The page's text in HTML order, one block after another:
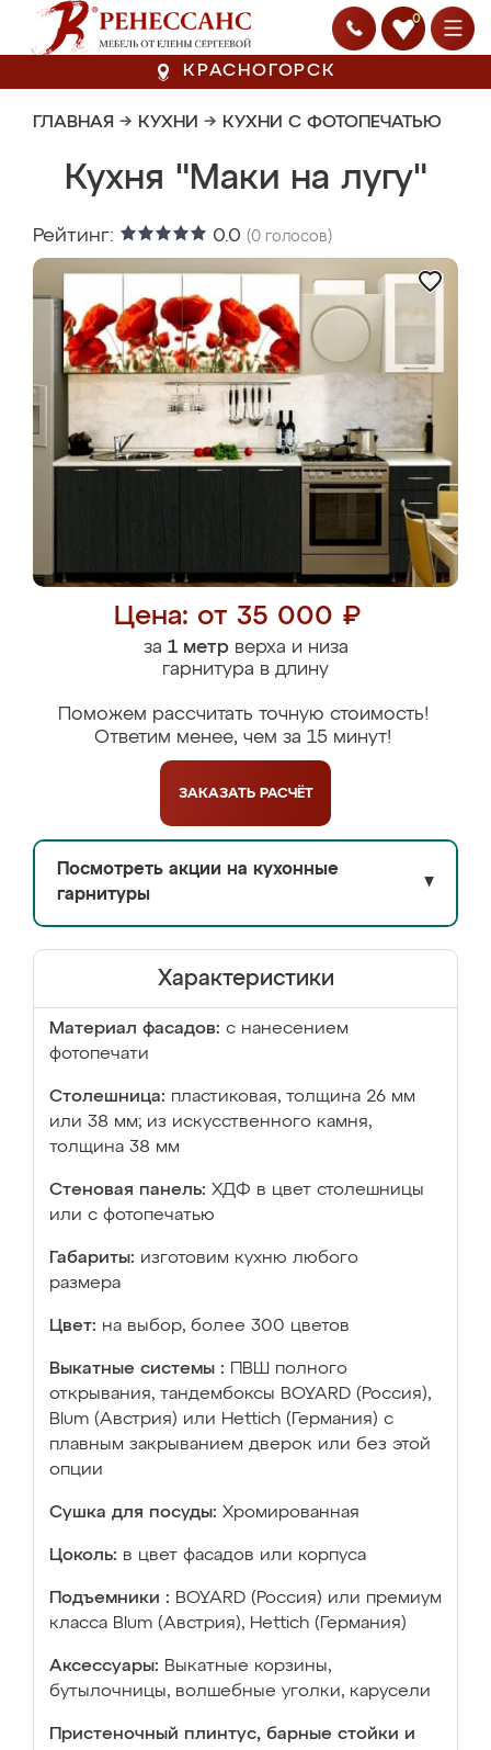
0
КРАСНОГОРСК
ГЛАВНАЯ → КУХНИ → КУХНИ С ФОТОПЕЧАТЬЮ
Кухня "Маки на лугу"
Рейтинг: 0.0 (0 голосов)
Цена: от 35 000 ₽
за 1 метрверха и низа
гарнитура в длину
Поможем рассчитать точную стоимость!
Ответим менее, чем за 15 минут!
ЗАКАЗАТЬ РАСЧЁТ
Посмотреть акции на кухонные
гарнитуры
▼
Характеристики
Материал фасадов: с нанесением
фотопечати
Столешница: пластиковая, толщина 26 мм
или 38 мм; из искусственного камня,
толщина 38 мм
Стеновая панель: ХДФ в цвет столешницы
или с фотопечатью
Габариты: изготовим кухню любого
размера
Цвет: на выбор, более 300 цветов
Выкатные системы :
ПВШ полного
открывания, тандембоксы BOYARD (Россия),
Blum (Австрия) или Hettich (Германия) с
плавным закрыванием дверок или без этой
опции
Сушка для посуды: Хромированная
Цоколь: в цвет фасадов или корпуса
Подъемники : BOYARD (Россия) или премиум
класса Blum (Австрия), Hettich (Германия)
Аксессуары: Выкатные корзины,
бутылочницы, волшебные уголки, карусели
Пристеночный плинтус, барные стойки и